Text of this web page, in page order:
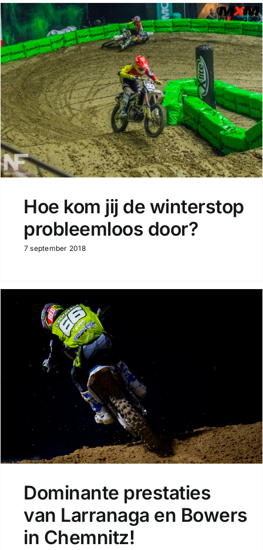
Hoe kom jij de winterstop
probleemloos door?
7 september 2018
Dominante prestaties
van Larranaga en Bowers
in Chemnitz!